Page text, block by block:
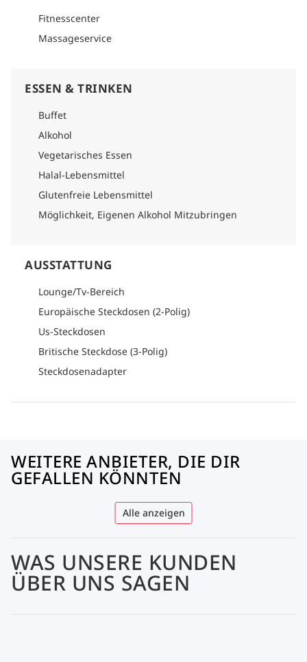
Fitnesscenter
Massageservice
ESSEN & TRINKEN
Buffet
Alkohol
Vegetarisches Essen
Halal-Lebensmittel
Glutenfreie Lebensmittel
Möglichkeit, Eigenen Alkohol Mitzubringen
AUSSTATTUNG
Lounge/Tv-Bereich
Europäische Steckdosen (2-Polig)
Us-Steckdosen
Britische Steckdose (3-Polig)
Steckdosenadapter
WEITERE ANBIETER, DIE DIR
GEFALLEN KÖNNTEN
Alle anzeigen
WAS UNSERE KUNDEN
ÜBER UNS SAGEN